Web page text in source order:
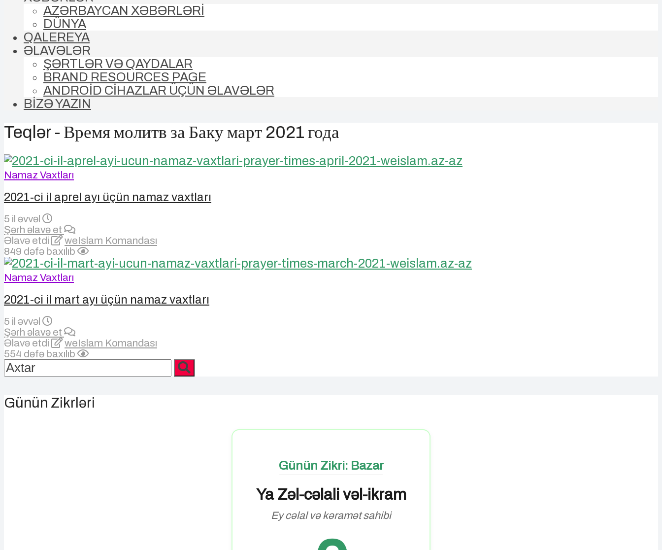
AZƏRBAYCAN XƏBƏRLƏRİ
DÜNYA
QALEREYA
ƏLAVƏLƏR
ŞƏRTLƏR VƏ QAYDALAR
BRAND RESOURCES PAGE
ANDROİD CİHAZLAR ÜÇÜN ƏLAVƏLƏR
BİZƏ YAZIN
Teqlər - Время молитв за Баку март 2021 года
Namaz Vaxtları
2021-ci il aprel ayı üçün namaz vaxtları
5 il əvvəl
Şərh əlavə et
Əlavə etdi
weIslam Komandası
849 dəfə baxılıb
Namaz Vaxtları
2021-ci il mart ayı üçün namaz vaxtları
5 il əvvəl
Şərh əlavə et
Əlavə etdi
weIslam Komandası
554 dəfə baxılıb
Günün Zikrləri
Günün Zikri: Bazar
Ya Zəl-cəlali vəl-ikram
Ey cəlal və kəramət sahibi